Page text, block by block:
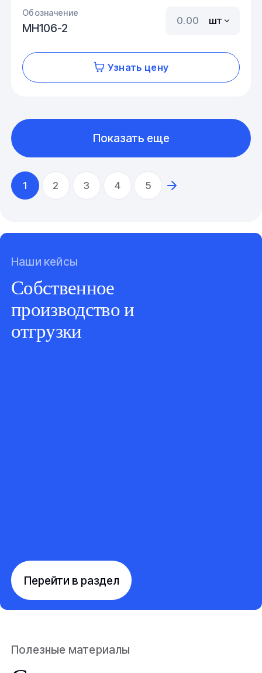
Обозначение
МН106-2
шт
Узнать цену
1 2 3 4 5
Показать еще
Наши кейсы
Собственное
производство и
отгрузки
Перейти в раздел
Полезные материалы